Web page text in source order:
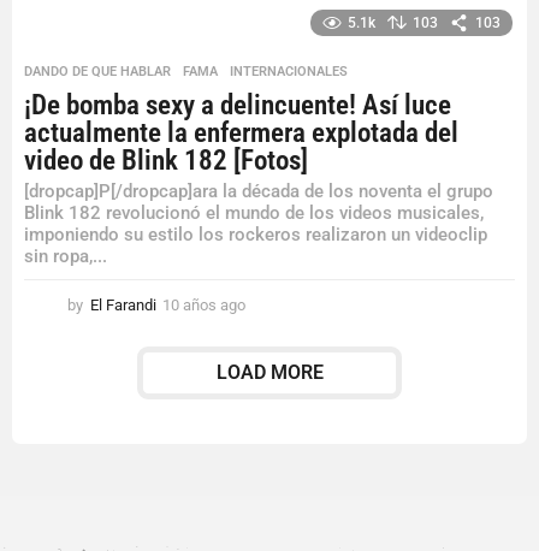
s
a
g
o
5.1k 103 103
DANDO DE QUE HABLAR ,FAMA INTERNACIONALES
¡De bomba sexy a delincuente! Así luce
actualmente la enfermera explotada del
video de Blink 182 [Fotos]
[dropcap]P[/dropcap]ara la década de los noventa el grupo
Blink 182 revolucionó el mundo de los videos musicales,
imponiendo su estilo los rockeros realizaron un videoclip
sin ropa,...
by El Farandi 10 años ago
ñ
LOAD MORE